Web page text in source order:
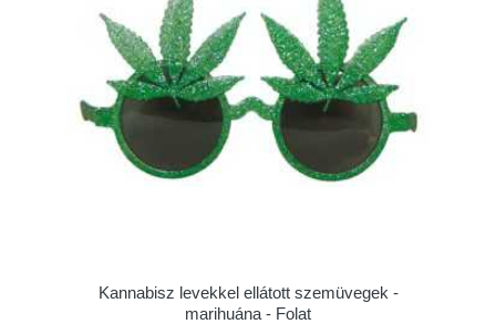
Kannabisz levekkel ellátott szemüvegek -
marihuána - Folat